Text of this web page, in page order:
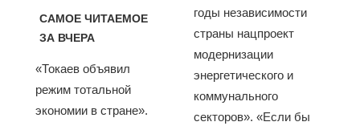
САМОЕ ЧИТАЕМОЕ
ЗА ВЧЕРА
«Токаев объявил
режим тотальной
экономии в стране».
годы независимости
страны нацпроект
модернизации
энергетического и
коммунального
секторов». «Если бы